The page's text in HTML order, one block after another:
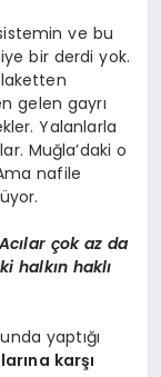
ve bu
bir derdi yok.
gelen gayrı
Yalanlarla
Muğla’daki o
nafile
çok az da
halkın haklı
yaptığı
karşı